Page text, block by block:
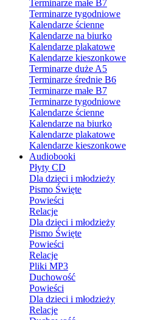
Terminarze małe B7
Terminarze tygodniowe
Kalendarze ścienne
Kalendarze na biurko
Kalendarze plakatowe
Kalendarze kieszonkowe
Terminarze duże A5
Terminarze średnie B6
Terminarze małe B7
Terminarze tygodniowe
Kalendarze ścienne
Kalendarze na biurko
Kalendarze plakatowe
Kalendarze kieszonkowe
Audiobooki
Płyty CD
Dla dzieci i młodzieży
Pismo Święte
Powieści
Relacje
Dla dzieci i młodzieży
Pismo Święte
Powieści
Relacje
Pliki MP3
Duchowość
Powieści
Dla dzieci i młodzieży
Relacje